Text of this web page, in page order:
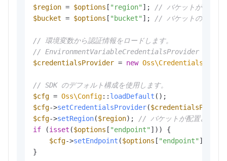
$region = $options [ "region" ];
// バケットが配置さ
$bucket = $options [ "bucket" ]; // バケットの名前。
// 環境変数から認証情報をロードします。
// EnvironmentVariableCredentialsProvider を使用し
$credentialsProvider = new
// SDK のデフォルト構成を使用します。
$cfg = Oss\Config:: loadDefault
$cfg->setCredentialsProvider(
$cfg->setRegion($region);
// バケットが配置されて
if (isset ($options [ "endpoint" ])) {
$cfg->setEndpoint ($options [ "endpoint" ]);
}